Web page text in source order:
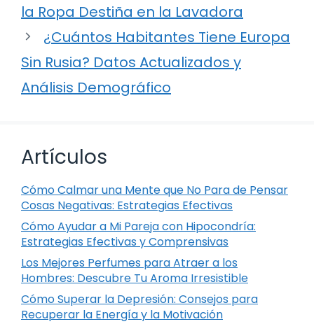
la Ropa Destiña en la Lavadora
¿Cuántos Habitantes Tiene Europa
Sin Rusia? Datos Actualizados y
Análisis Demográfico
Artículos
Cómo Calmar una Mente que No Para de Pensar
Cosas Negativas: Estrategias Efectivas
Cómo Ayudar a Mi Pareja con Hipocondría:
Estrategias Efectivas y Comprensivas
Los Mejores Perfumes para Atraer a los
Hombres: Descubre Tu Aroma Irresistible
Cómo Superar la Depresión: Consejos para
Recuperar la Energía y la Motivación